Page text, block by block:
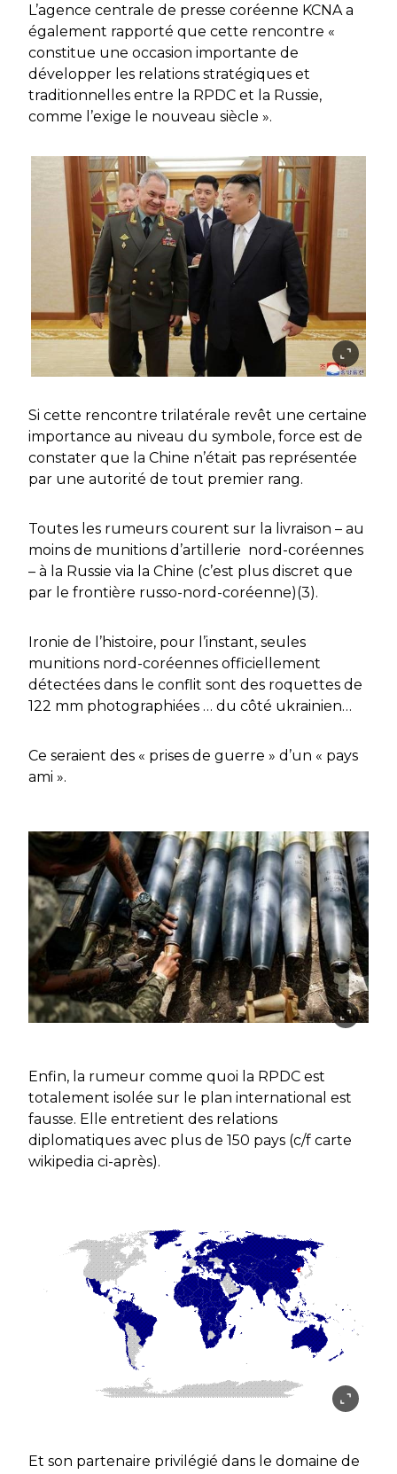
L’agence centrale de presse coréenne KCNA a
également rapporté que cette rencontre «
constitue une occasion importante de
développer les relations stratégiques et
traditionnelles entre la RPDC et la Russie,
comme l’exige le nouveau siècle ».
Si cette rencontre trilatérale revêt une certaine
importance au niveau du symbole, force est de
constater que la Chine n’était pas représentée
par une autorité de tout premier rang.
Toutes les rumeurs courent sur la livraison – au
moins de munitions d’artillerie nord-coréennes
– à la Russie via la Chine (c’est plus discret que
par le frontière russo-nord-coréenne)(3).
Ironie de l’histoire, pour l’instant, seules
munitions nord-coréennes officiellement
détectées dans le conflit sont des roquettes de
122 mm photographiées … du côté ukrainien…
Ce seraient des « prises de guerre » d’un « pays
ami ».
Enfin, la rumeur comme quoi la RPDC est
totalement isolée sur le plan international est
fausse. Elle entretient des relations
diplomatiques avec plus de 150 pays (c/f carte
wikipedia ci-après).
Et son partenaire privilégié dans le domaine de